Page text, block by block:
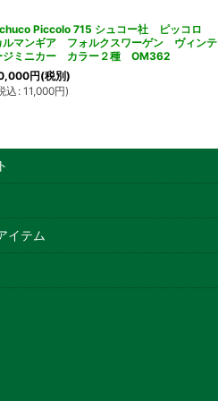
Piccolo 715 シュコー社 ピッコロ
ルマンギア フォルクスワーゲン ヴィンテ
ジミニカー カラー２種 OM362
円(税別)
込 : 11,000円)
イテム